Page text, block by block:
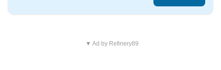
▼ Ad by Refinery89